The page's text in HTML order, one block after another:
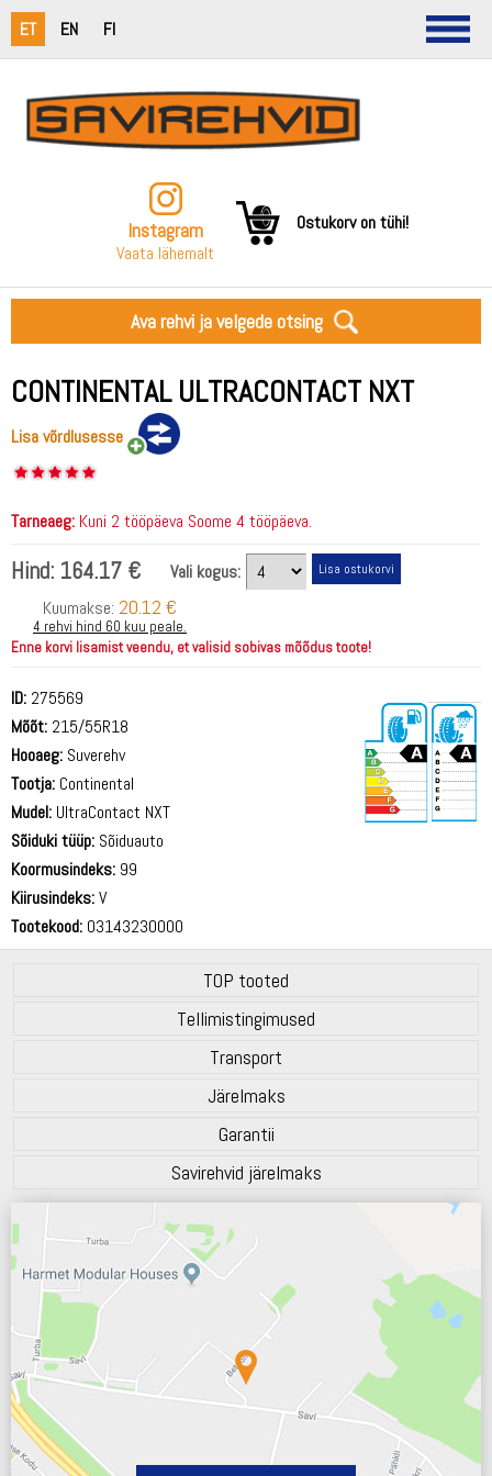
ET EN FI
Instagram
Vaata lähemalt
Ostukorv on tühi!
Ava rehvi ja velgede otsing
CONTINENTAL ULTRACONTACT NXT
Lisa võrdlusesse
Tarneaeg: Kuni 2 tööpäeva Soome 4 tööpäeva.
Hind: 164.17 €
Vali kogus:
Kuumakse: 20.12 €
4 rehvi hind 60 kuu peale.
Enne korvi lisamist veendu, et valisid sobivas mõõdus toote!
ID: 275569
Mõõt: 215/55R18
Hooaeg: Suverehv
Tootja: Continental
Mudel: UltraContact NXT
Sõiduki tüüp: Sõiduauto
Koormusindeks: 99
Kiirusindeks:V
Tootekood: 03143230000
TOP tooted
Tellimistingimused
Transport
Järelmaks
Garantii
Savirehvid järelmaks